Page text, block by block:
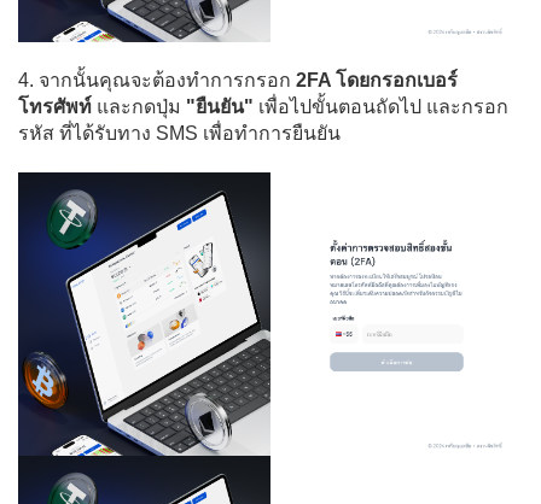
4. จากนั้นคุณจะต้องทำการกรอก 2FA โดยกรอกเบอร์
โทรศัพท์ และกดปุ่ม "ยืนยัน" เพื่อไปขั้นตอนถัดไป และกรอก
รหัส ที่ได้รับทาง SMS เพื่อทำการยืนยัน